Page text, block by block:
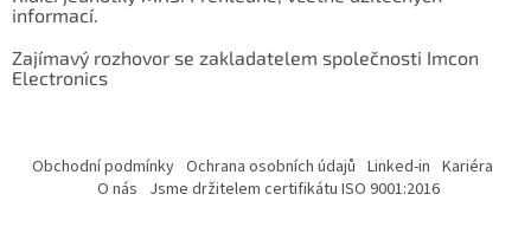
informací.
Zajímavý rozhovor se zakladatelem společnosti Imcon
Electronics
Obchodní podmínky Ochrana osobních údajů Linked-in Kariéra
O nás Jsme držitelem certifikátu ISO 9001:2016